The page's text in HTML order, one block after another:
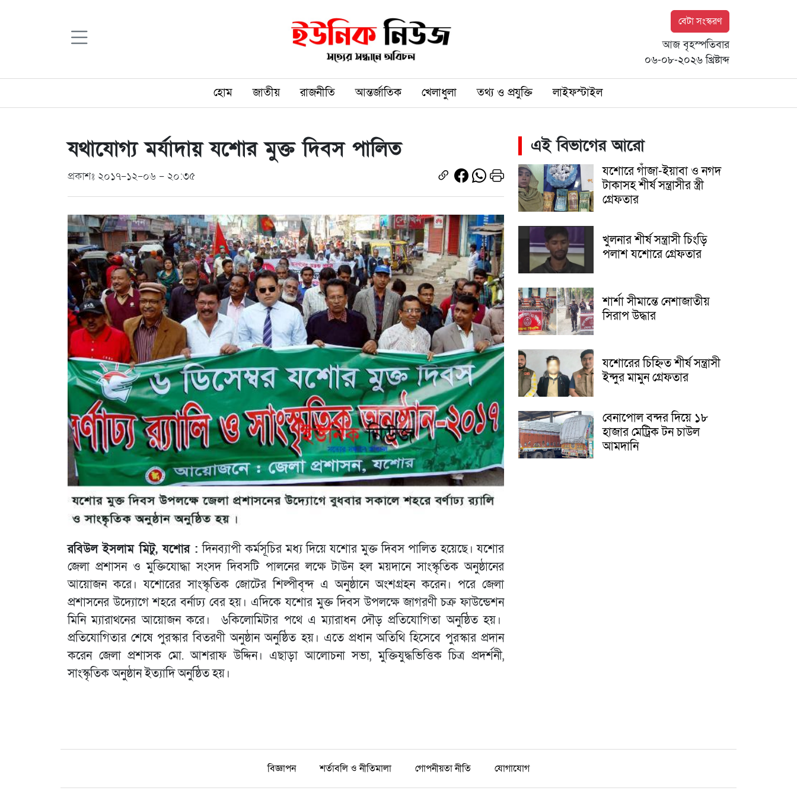
বেটা সংস্করণ
আজ বৃহস্পতিবার
০৬-০৮-২০২৬ খ্রিষ্টাব্দ
হোম জাতীয় রাজনীতি আন্তর্জাতিক খেলাধুলা তথ্য ও প্রযুক্তি লাইফস্টাইল
যথাযোগ্য মর্যাদায় যশোর মুক্ত দিবস পালিত
প্রকাশঃ ২০১৭-১২-০৬ - ২০:৩৫
রবিউল ইসলাম মিটু, যশোর : দিনব্যাপী কর্মসূচির মধ্য দিয়ে যশোর মুক্ত দিবস পালিত হয়েছে। যশোর
জেলা প্রশাসন ও মুক্তিযোদ্ধা সংসদ দিবসটি পালনের লক্ষে টাউন হল ময়দানে সাংস্কৃতিক অনুষ্ঠানের
আয়োজন করে। যশোরের সাংস্কৃতিক জোটের শিল্পীবৃন্দ এ অনুষ্ঠানে অংশগ্রহন করেন। পরে জেলা
প্রশাসনের উদ্যোগে শহরে বর্নাঢ্য বের হয়। এদিকে যশোর মুক্ত দিবস উপলক্ষে জাগরণী চক্র ফাউন্ডেশন
মিনি ম্যারাথনের আয়োজন করে। ৬কিলোমিটার পথে এ ম্যারাধন দৌড় প্রতিযোগিতা অনুষ্ঠিত হয়।
প্রতিযোগিতার শেষে পুরস্কার বিতরণী অনুষ্ঠান অনুষ্ঠিত হয়। এতে প্রধান অতিথি হিসেবে পুরস্কার প্রদান
করেন জেলা প্রশাসক মো. আশরাফ উদ্দিন। এছাড়া আলোচনা সভা, মুক্তিযুদ্ধভিত্তিক চিত্র প্রদর্শনী,
সাংস্কৃতিক অনুষ্ঠান ইত্যাদি অনুষ্ঠিত হয়।
এই বিভাগের আরো
যশোরে গাঁজা-ইয়াবা ও নগদ
টাকাসহ শীর্ষ সন্ত্রাসীর স্ত্রী
গ্রেফতার
খুলনার শীর্ষ সন্ত্রাসী চিংড়ি
পলাশ যশোরে গ্রেফতার
শার্শা সীমান্তে নেশাজাতীয়
সিরাপ উদ্ধার
যশোরের চিহ্নিত শীর্ষ সন্ত্রাসী
ইন্দুর মামুন গ্রেফতার
বেনাপোল বন্দর দিয়ে ১৮
হাজার মেট্রিক টন চাউল
আমদানি
বিজ্ঞাপন শর্তাবলি ও নীতিমালা গোপনীয়তা নীতি যোগাযোগ